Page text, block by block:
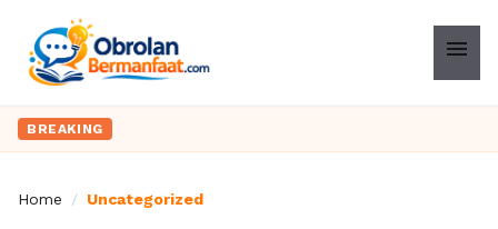
menu
BREAKING
Home / Uncategorized